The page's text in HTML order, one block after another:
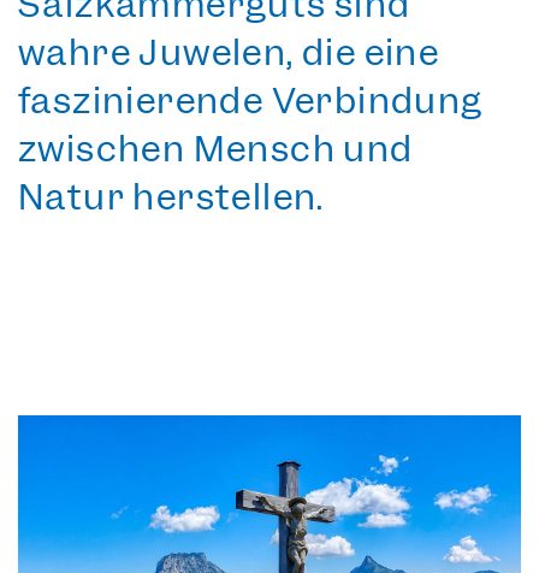
wahre Juwelen, die eine
faszinierende Verbindung
zwischen Mensch und
Natur herstellen.